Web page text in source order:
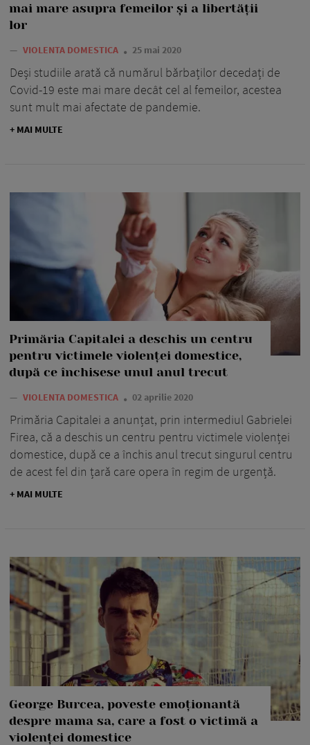
mai mare asupra femeilor și a libertății
lor
— VIOLENTA DOMESTICA 25 mai 2020
Deși studiile arată că numărul bărbaților decedați de
Covid-19 este mai mare decât cel al femeilor, acestea
sunt mult mai afectate de pandemie.
+ MAI MULTE
Primăria Capitalei a deschis un centru
pentru victimele violenței domestice,
după ce închisese unul anul trecut
— VIOLENTA DOMESTICA 02 aprilie 2020
Primăria Capitalei a anunțat, prin intermediul Gabrielei
Firea, că a deschis un centru pentru victimele violenței
domestice, după ce a închis anul trecut singurul centru
de acest fel din țară care opera în regim de urgență.
+ MAI MULTE
George Burcea, poveste emoționantă
despre mama sa, care a fost o victimă a
violenței domestice